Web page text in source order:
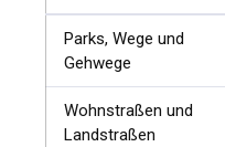
Parks, Wege und
Gehwege
Wohnstraßen und
Landstraßen